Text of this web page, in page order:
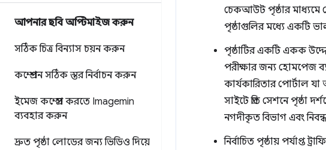
আপনার ছবি অপ্টিমাইজ করুন
সঠিক চিত্র বিন্যাস চয়ন করুন
কম্প্রেশন সঠিক স্তর নির্বাচন করুন
ইমেজ কম্প্রেস করতে Imagemin
ব্যবহার করুন
দ্রুত পৃষ্ঠা লোডের জন্য ভিডিও দিয়ে
চেকআউট পৃষ্ঠার মাধ্যমে
পৃষ্ঠাগুলির মধ্যে একটি ভাল
পৃষ্ঠাটির একটি একক
পরীক্ষার জন্য হোমপেজ
কার্যকারিতার পোর্টাল
সাইটে প্রতি সেশনে
নগদীকৃত বিভাগ এবং
নির্বাচিত পৃষ্ঠায়